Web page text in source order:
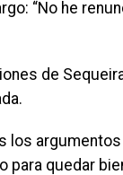
“No he
de
argumentos
quedar